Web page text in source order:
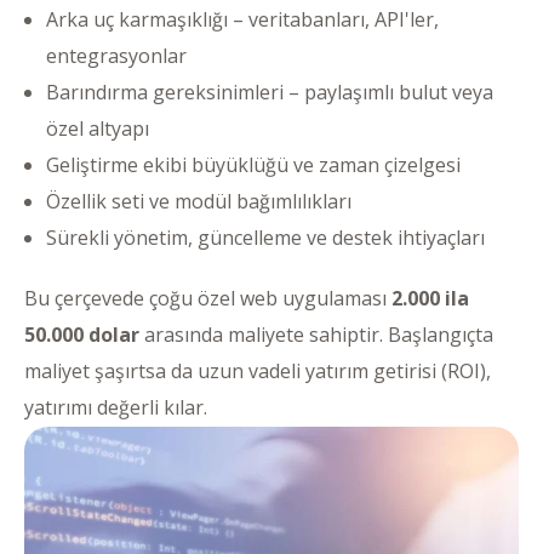
Arka uç karmaşıklığı – veritabanları, API'ler,
entegrasyonlar
Barındırma gereksinimleri – paylaşımlı bulut veya
özel altyapı
Geliştirme ekibi büyüklüğü ve zaman çizelgesi
Özellik seti ve modül bağımlılıkları
Sürekli yönetim, güncelleme ve destek ihtiyaçları
Bu çerçevede çoğu özel web uygulaması 2.000 ila
50.000 dolararasında maliyete sahiptir. Başlangıçta
maliyet şaşırtsa da uzun vadeli yatırım getirisi (ROI),
yatırımı değerli kılar.